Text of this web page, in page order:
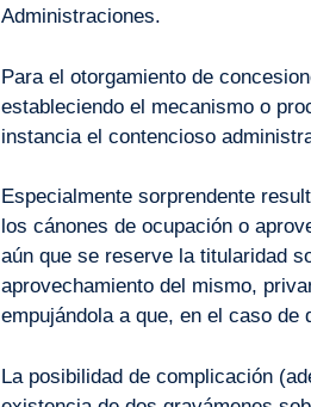
Administraciones.
Para el otorgamiento de
estableciendo el mecanismo o
instancia el contencioso
Especialmente sorprendente
los cánones de ocupación o
aún que se reserve la titularidad
aprovechamiento del mismo,
empujándola a que, en el caso de
La posibilidad de complicación